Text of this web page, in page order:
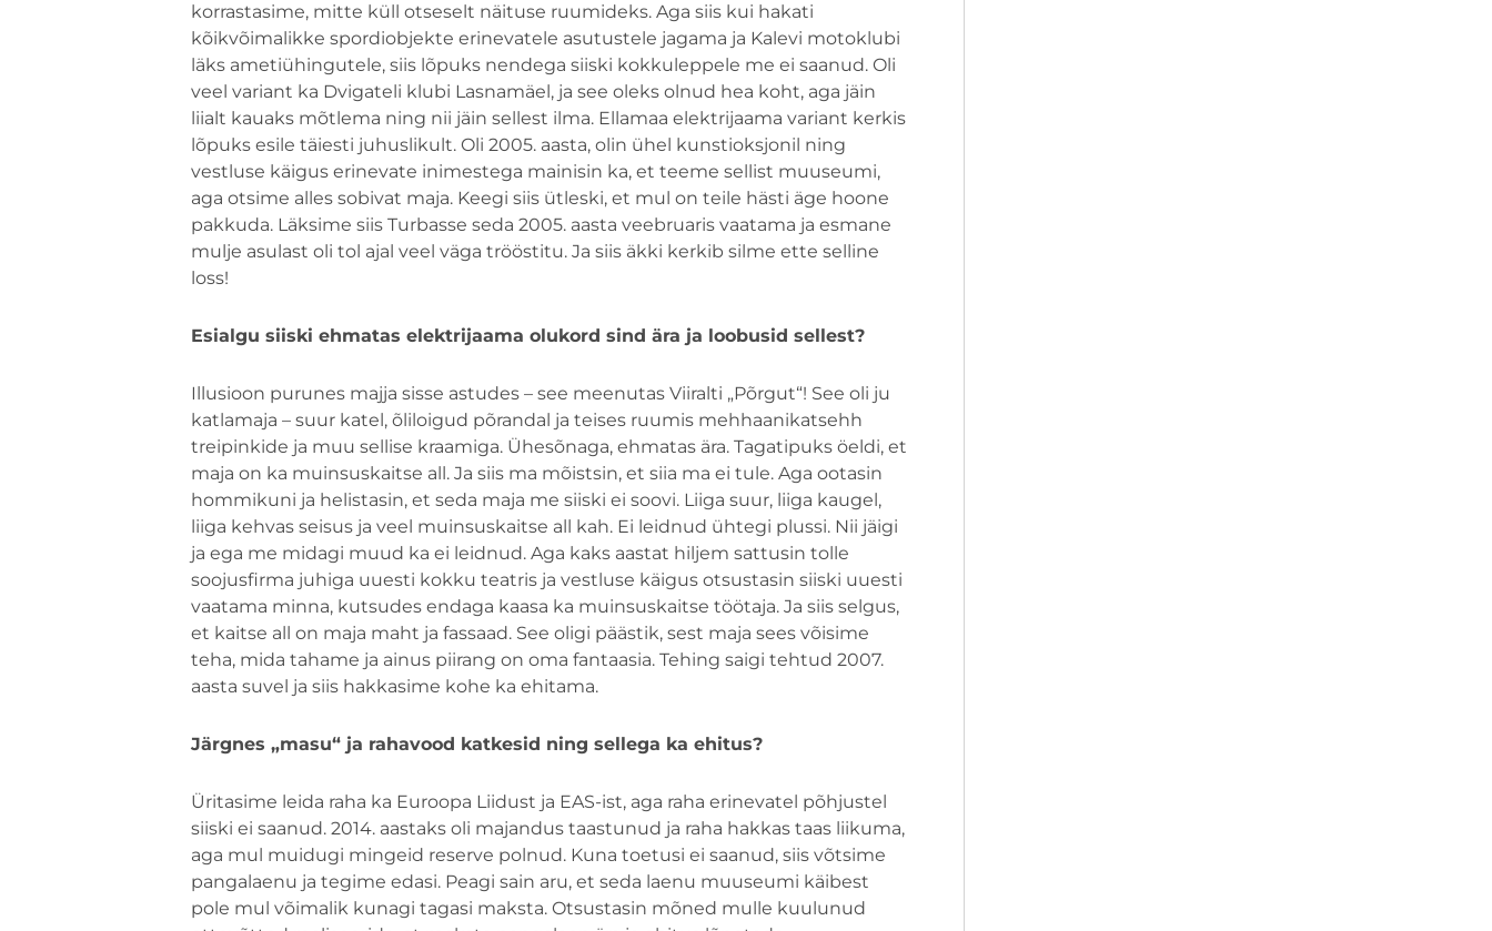
korrastasime, mitte küll otseselt näituse ruumideks. Aga siis kui hakati
kõikvõimalikke spordiobjekte erinevatele asutustele jagama ja Kalevi motoklubi
läks ametiühingutele, siis lõpuks nendega siiski kokkuleppele me ei saanud. Oli
veel variant ka Dvigateli klubi Lasnamäel, ja see oleks olnud hea koht, aga jäin
liialt kauaks mõtlema ning nii jäin sellest ilma. Ellamaa elektrijaama variant kerkis
lõpuks esile täiesti juhuslikult. Oli 2005. aasta, olin ühel kunstioksjonil ning
vestluse käigus erinevate inimestega mainisin ka, et teeme sellist muuseumi,
aga otsime alles sobivat maja. Keegi siis ütleski, et mul on teile hästi äge hoone
pakkuda. Läksime siis Turbasse seda 2005. aasta veebruaris vaatama ja esmane
mulje asulast oli tol ajal veel väga trööstitu. Ja siis äkki kerkib silme ette selline
loss!
Esialgu siiski ehmatas elektrijaama olukord sind ära ja loobusid sellest?
Illusioon purunes majja sisse astudes – see meenutas Viiralti „Põrgut“! See oli ju
katlamaja – suur katel, õliloigud põrandal ja teises ruumis mehhaanikatsehh
treipinkide ja muu sellise kraamiga. Ühesõnaga, ehmatas ära. Tagatipuks öeldi, et
maja on ka muinsuskaitse all. Ja siis ma mõistsin, et siia ma ei tule. Aga ootasin
hommikuni ja helistasin, et seda maja me siiski ei soovi. Liiga suur, liiga kaugel,
liiga kehvas seisus ja veel muinsuskaitse all kah. Ei leidnud ühtegi plussi. Nii jäigi
ja ega me midagi muud ka ei leidnud. Aga kaks aastat hiljem sattusin tolle
soojusfirma juhiga uuesti kokku teatris ja vestluse käigus otsustasin siiski uuesti
vaatama minna, kutsudes endaga kaasa ka muinsuskaitse töötaja. Ja siis selgus,
et kaitse all on maja maht ja fassaad. See oligi päästik, sest maja sees võisime
teha, mida tahame ja ainus piirang on oma fantaasia. Tehing saigi tehtud 2007.
aasta suvel ja siis hakkasime kohe ka ehitama.
Järgnes „masu“ ja rahavood katkesid ning sellega ka ehitus?
Üritasime leida raha ka Euroopa Liidust ja EAS-ist, aga raha erinevatel põhjustel
siiski ei saanud. 2014. aastaks oli majandus taastunud ja raha hakkas taas liikuma,
aga mul muidugi mingeid reserve polnud. Kuna toetusi ei saanud, siis võtsime
pangalaenu ja tegime edasi. Peagi sain aru, et seda laenu muuseumi käibest
pole mul võimalik kunagi tagasi maksta. Otsustasin mõned mulle kuulunud